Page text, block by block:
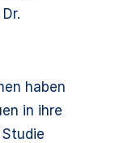
haben
in ihre
Studie